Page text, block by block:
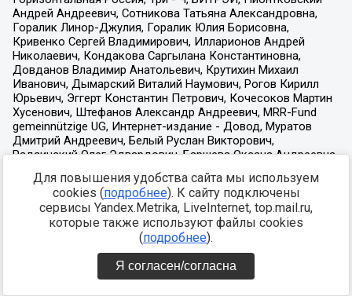
Для повышения удобства сайта мы используем
cookies (подробнее). К сайту подключены
сервисы Yandex.Metrika, LiveInternet, top.mail.ru,
которые также используют файлы cookies
(подробнее).
Я согласен/согласна